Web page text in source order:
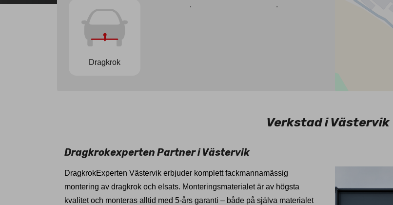
Dragkrok
. .
Verkstad i Västervik
Dragkrokexperten Partner i Västervik
DragkrokExperten Västervik erbjuder komplett fackmannamässig
montering av dragkrok och elsats. Monteringsmaterialet är av högsta
kvalitet och monteras alltid med 5-års garanti – både på själva materialet